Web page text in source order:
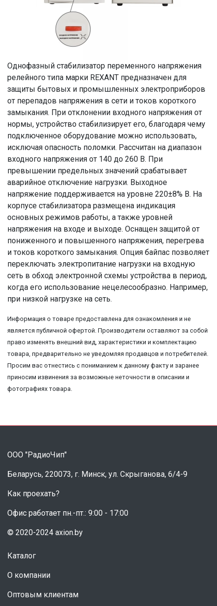
Однофазный стабилизатор переменного напряжения
релейного типа марки REXANT предназначен для
защиты бытовых и промышленных электроприборов
от перепадов напряжения в сети и токов короткого
замыкания. При отклонении входного напряжения от
нормы, устройство стабилизирует его, благодаря чему
подключенное оборудование можно использовать,
исключая опасность поломки. Рассчитан на диапазон
входного напряжения от 140 до 260 В. При
превышении предельных значений срабатывает
аварийное отключение нагрузки. Выходное
напряжение поддерживается на уровне 220±8% В. На
корпусе стабилизатора размещена индикация
основных режимов работы, а также уровней
напряжения на входе и выходе. Оснащен защитой от
пониженного и повышенного напряжения, перегрева
и токов короткого замыкания. Опция байпас позволяет
переключать электропитание нагрузки на входную
сеть в обход электронной схемы устройства в период,
когда его использование нецелесообразно. Например,
при низкой нагрузке на сеть.
Информация о товаре предоставлена для ознакомления и не
является публичной офертой. Производители оставляют за собой
право изменять внешний вид, характеристики и комплектацию
товара, предварительно не уведомляя продавцов и потребителей.
Просим вас отнестись с пониманием к данному факту и заранее
приносим извинения за возможные неточности в описании и
фотографиях товара.
ООО "РадиоЧип"
Беларусь, 220073, г. Минск, ул. Скрыганова, 6/4-9
Как проехать?
Офис работает пн.-пт.: 9:00 - 17:00
© 2020-2024 axion.by
Каталог
О компании
Оптовым клиентам